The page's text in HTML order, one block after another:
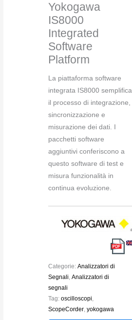
Yokogawa
IS8000
Integrated
Software
Platform
La piattaforma software
integrata IS8000 semplifica
il processo di integrazione,
sincronizzazione e
misurazione dei dati. I
pacchetti software
aggiuntivi conferiscono a
questo software di test e
misura funzionalità in
continua evoluzione.
Categorie: Analizzatori di
Segnali Analizzatori di
segnali
Tag: oscilloscopi
ScopeCorder, yokogawa